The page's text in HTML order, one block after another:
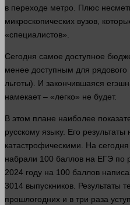
в переходе метро. Плюс
микроскопических вузов,
«специалистов».
Сегодня самое доступное
менее доступным для рядового
льготы). И закончившаяся
намекает – «легко» не будет.
В этом плане наиболее
русскому языку. Его
катастрофическими. На
набрали 100 баллов на ЕГЭ по
2024 году на 100 баллов
3014 выпускников. Результаты
прошлогодних и в три раза